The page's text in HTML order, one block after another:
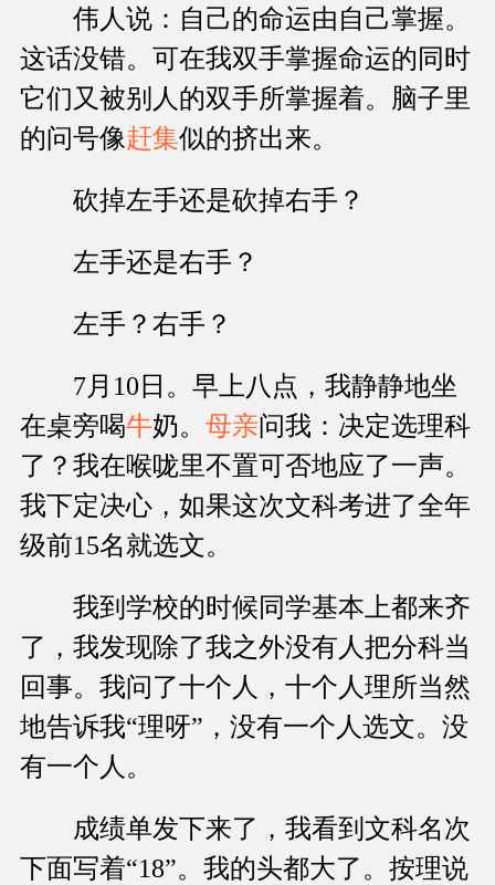
伟人说：自己的命运由自己掌握。
这话没错。可在我双手掌握命运的同时
它们又被别人的双手所掌握着。脑子里
的问号像赶集似的挤出来。
砍掉左手还是砍掉右手？
左手还是右手？
左手？右手？
7月10日。早上八点，我静静地坐
在桌旁喝牛奶。 母亲问我：决定选理科
了？我在喉咙里不置可否地应了一声。
我下定决心，如果这次文科考进了全年
级前15名就选文。
我到学校的时候同学基本上都来齐
了，我发现除了我之外没有人把分科当
回事。我问了十个人，十个人理所当然
地告诉我“理呀”，没有一个人选文。没
有一个人。
成绩单发下来了，我看到文科名次
下面写着“18”。我的头都大了。按理说